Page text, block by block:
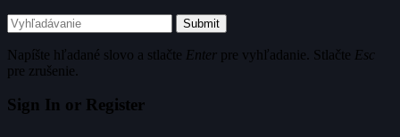
Submit
Napíšte hľadané slovo a stlačte Enter pre vyhľadanie. Stlačte Esc
pre zrušenie.
Sign In or Register